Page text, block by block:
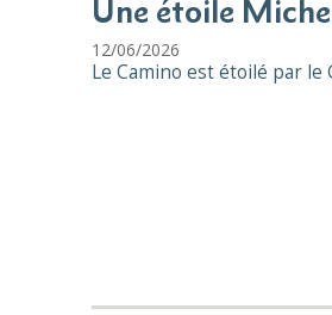
Une étoile
12/06/2026
Le Camino est étoilé par le